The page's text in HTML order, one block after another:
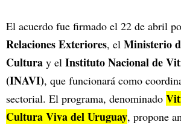
El acuerdo fue firmado el 22 de abril
Relaciones Exteriores, el Ministerio
Cultura y el Instituto Nacional de
(INAVI), que funcionará como
sectorial. El programa, denominado
Cultura Viva del Uruguay, propone